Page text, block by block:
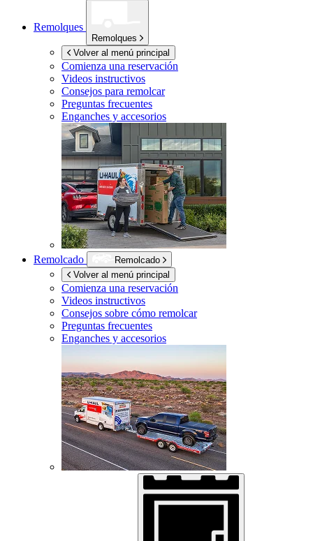
Remolques
Remolques
Volver al menú principal
Comienza una reservación
Videos instructivos
Consejos para remolcar
Preguntas frecuentes
Enganches y accesorios
Remolcado
Remolcado
Volver al menú principal
Comienza una reservación
Videos instructivos
Consejos sobre cómo remolcar
Preguntas frecuentes
Enganches y accesorios